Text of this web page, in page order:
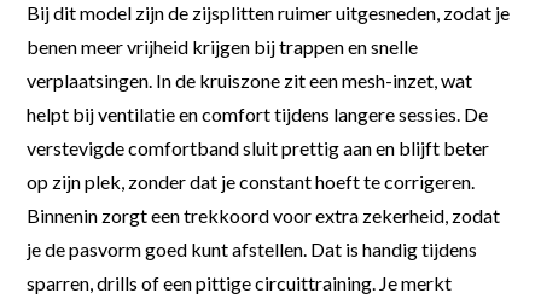
Bij dit model zijn de zijsplitten ruimer uitgesneden, zodat je
benen meer vrijheid krijgen bij trappen en snelle
verplaatsingen. In de kruiszone zit een mesh-inzet, wat
helpt bij ventilatie en comfort tijdens langere sessies. De
verstevigde comfortband sluit prettig aan en blijft beter
op zijn plek, zonder dat je constant hoeft te corrigeren.
Binnenin zorgt een trekkoord voor extra zekerheid, zodat
je de pasvorm goed kunt afstellen. Dat is handig tijdens
sparren, drills of een pittige circuittraining. Je merkt